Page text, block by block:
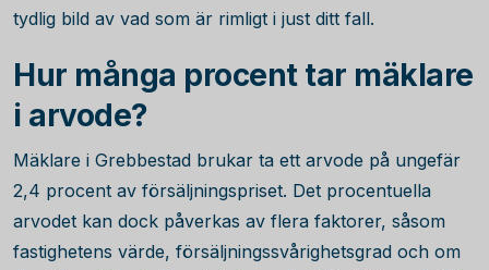
tydlig bild av vad som är rimligt i just ditt fall.
Hur många procent tar mäklare
i arvode?
Mäklare i Grebbestad brukar ta ett arvode på ungefär
2,4 procent av försäljningspriset. Det procentuella
arvodet kan dock påverkas av flera faktorer, såsom
fastighetens värde, försäljningssvårighetsgrad och om